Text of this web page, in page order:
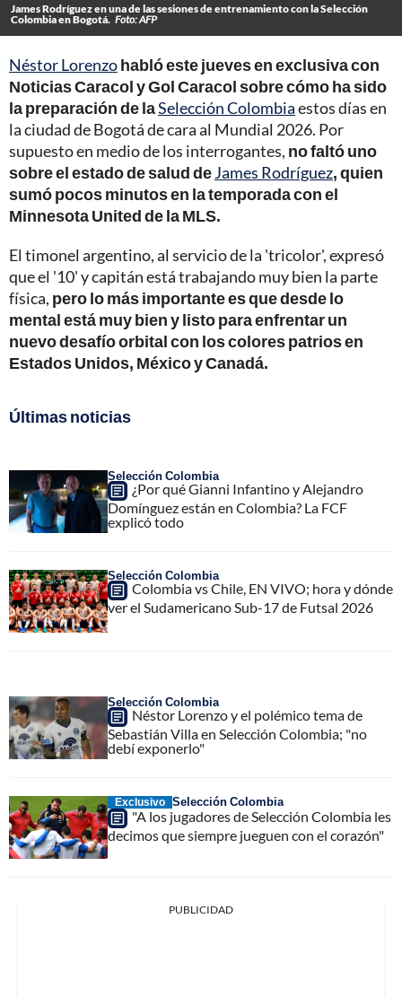
James Rodríguez en una de las sesiones de entrenamiento con la Selección
Colombia en Bogotá. Foto: AFP
Néstor Lorenzohabló este jueves en exclusiva con
Noticias Caracol y Gol Caracol sobre cómo ha sido
la preparación de laSelección Colombiaestos días en
la ciudad de Bogotá de cara al Mundial 2026. Por
supuesto en medio de los interrogantes, no faltó uno
sobre el estado de salud deJames Rodríguez, quien
sumó pocos minutos en la temporada con el
Minnesota United de la MLS.
El timonel argentino, al servicio de la 'tricolor', expresó
que el '10' y capitán está trabajando muy bien la parte
física, pero lo más importante es que desde lo
mental está muy bien y listo para enfrentar un
nuevo desafío orbital con los colores patrios en
Estados Unidos, México y Canadá.
Últimas noticias
Selección Colombia
¿Por qué Gianni Infantino y Alejandro
Domínguez están en Colombia? La FCF
explicó todo
Selección Colombia
Colombia vs Chile, EN VIVO; hora y dónde
ver el Sudamericano Sub-17 de Futsal 2026
Selección Colombia
Néstor Lorenzo y el polémico tema de
Sebastián Villa en Selección Colombia; "no
debí exponerlo"
Exclusivo Selección Colombia
"A los jugadores de Selección Colombia les
decimos que siempre jueguen con el corazón"
PUBLICIDAD